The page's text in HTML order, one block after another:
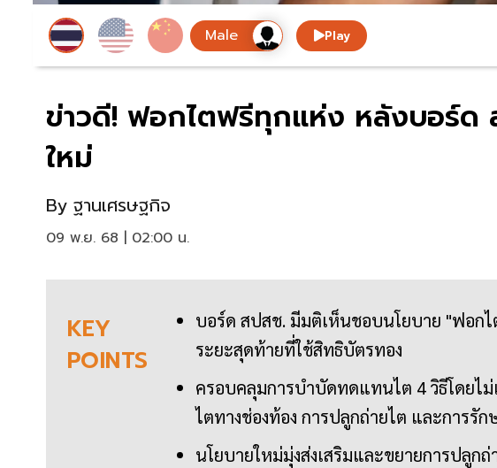
Play
ข่าวดี! ฟอกไตฟรีทุกแห่ง หลังบอร์ด
ใหม่
By ฐานเศรษฐกิจ
09 พ.ย. 68 | 02:00 น.
KEY
POINTS
บอร์ด สปสช. มีมติเห็นชอบนโยบาย "ฟอก
ระยะสุดท้ายที่ใช้สิทธิบัตรทอง
ครอบคลุมการบำบัดทดแทนไต 4 วิธีโดยไม่
ไตทางช่องท้อง การปลูกถ่ายไต และการรั
นโยบายใหม่มุ่งส่งเสริมและขยายการปลูก